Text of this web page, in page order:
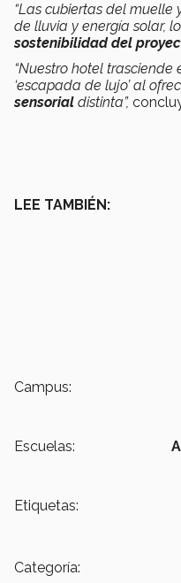
“Las cubiertas del
de lluvia y energía solar,
sostenibilidad del
“Nuestro hotel
‘escapada de lujo’ al
sensorial distinta”,
LEE TAMBIÉN:
Campus:
Escuelas:
Etiquetas:
Categoría: